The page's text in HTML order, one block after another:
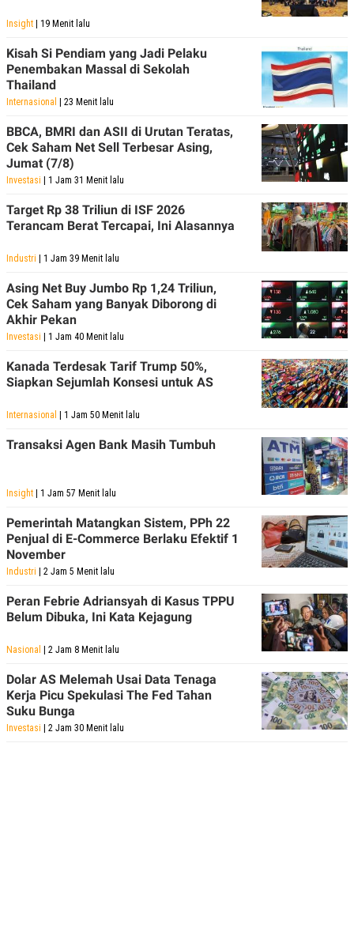
Insight | 19 Menit lalu
Kisah Si Pendiam yang Jadi Pelaku
Penembakan Massal di Sekolah
Thailand
Internasional | 23 Menit lalu
BBCA, BMRI dan ASII di Urutan Teratas,
Cek Saham Net Sell Terbesar Asing,
Jumat (7/8)
Investasi | 1 Jam 31 Menit lalu
Target Rp 38 Triliun di ISF 2026
Terancam Berat Tercapai, Ini Alasannya
Industri | 1 Jam 39 Menit lalu
Asing Net Buy Jumbo Rp 1,24 Triliun,
Cek Saham yang Banyak Diborong di
Akhir Pekan
Investasi | 1 Jam 40 Menit lalu
Kanada Terdesak Tarif Trump 50%,
Siapkan Sejumlah Konsesi untuk AS
Internasional | 1 Jam 50 Menit lalu
Transaksi Agen Bank Masih Tumbuh
Insight | 1 Jam 57 Menit lalu
Pemerintah Matangkan Sistem, PPh 22
Penjual di E-Commerce Berlaku Efektif 1
November
Industri | 2 Jam 5 Menit lalu
Peran Febrie Adriansyah di Kasus TPPU
Belum Dibuka, Ini Kata Kejagung
Nasional | 2 Jam 8 Menit lalu
Dolar AS Melemah Usai Data Tenaga
Kerja Picu Spekulasi The Fed Tahan
Suku Bunga
Investasi | 2 Jam 30 Menit lalu